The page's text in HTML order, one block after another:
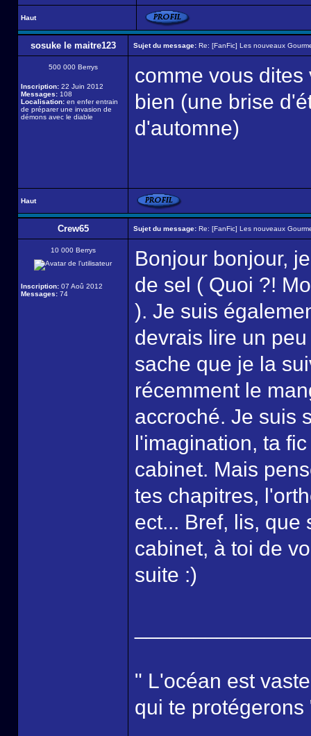
Haut
sosuke le maitre123 Sujet du message: Re: [FanFic] Les nouveaux
500 000 Berrys
Inscription: 22 Juin 2012
Messages: 108
Localisation: en enfer entrain
de préparer une invasion de
démons avec le diable
comme vous
bien (une brise
d'automne)
Haut
Crew65 Sujet du message: Re: [FanFic] Les nouveaux
10 000 Berrys
Inscription: 07 Aoû 2012
Messages: 74
Bonjour bonjour,
de sel ( Quoi ?!
). Je suis
devrais lire un
sache que je la
récemment le
accroché. Je suis
l'imagination, ta
cabinet. Mais
tes chapitres,
ect... Bref, lis, que
cabinet, à toi de
suite :)
" L'océan est
qui te protégerons